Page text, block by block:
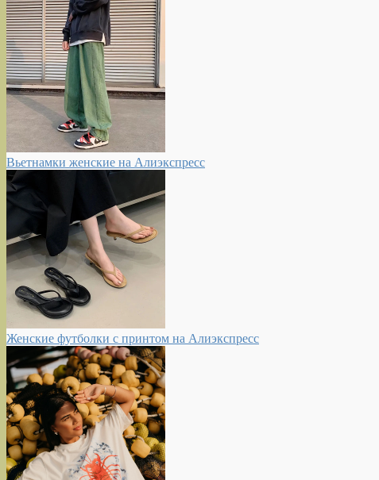
Вьетнамки женские на Алиэкспресс
Женские футболки с принтом на Алиэкспресс